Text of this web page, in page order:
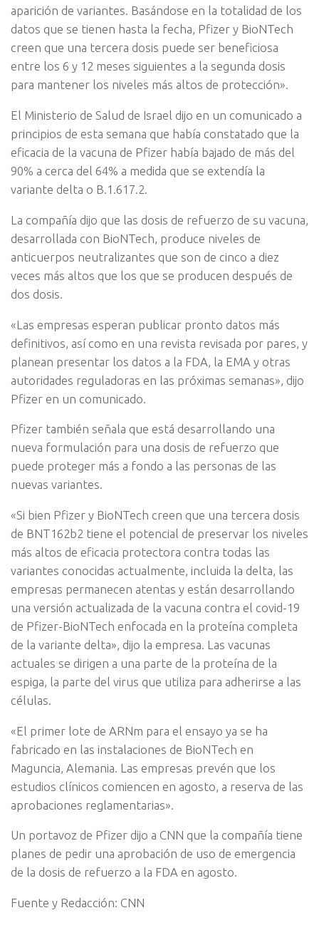
aparición de variantes. Basándose en la totalidad de los
datos que se tienen hasta la fecha, Pfizer y BioNTech
creen que una tercera dosis puede ser beneficiosa
entre los 6 y 12 meses siguientes a la segunda dosis
para mantener los niveles más altos de protección».
El Ministerio de Salud de Israel dijo en un comunicado a
principios de esta semana que había constatado que la
eficacia de la vacuna de Pfizer había bajado de más del
90% a cerca del 64% a medida que se extendía la
variante delta o B.1.617.2.
La compañía dijo que las dosis de refuerzo de su vacuna,
desarrollada con BioNTech, produce niveles de
anticuerpos neutralizantes que son de cinco a diez
veces más altos que los que se producen después de
dos dosis.
«Las empresas esperan publicar pronto datos más
definitivos, así como en una revista revisada por pares, y
planean presentar los datos a la FDA, la EMA y otras
autoridades reguladoras en las próximas semanas», dijo
Pfizer en un comunicado.
Pfizer también señala que está desarrollando una
nueva formulación para una dosis de refuerzo que
puede proteger más a fondo a las personas de las
nuevas variantes.
«Si bien Pfizer y BioNTech creen que una tercera dosis
de BNT162b2 tiene el potencial de preservar los niveles
más altos de eficacia protectora contra todas las
variantes conocidas actualmente, incluida la delta, las
empresas permanecen atentas y están desarrollando
una versión actualizada de la vacuna contra el covid-19
de Pfizer-BioNTech enfocada en la proteína completa
de la variante delta», dijo la empresa. Las vacunas
actuales se dirigen a una parte de la proteína de la
espiga, la parte del virus que utiliza para adherirse a las
células.
«El primer lote de ARNm para el ensayo ya se ha
fabricado en las instalaciones de BioNTech en
Maguncia, Alemania. Las empresas prevén que los
estudios clínicos comiencen en agosto, a reserva de las
aprobaciones reglamentarias».
Un portavoz de Pfizer dijo a CNN que la compañía tiene
planes de pedir una aprobación de uso de emergencia
de la dosis de refuerzo a la FDA en agosto.
Fuente y Redacción: CNN